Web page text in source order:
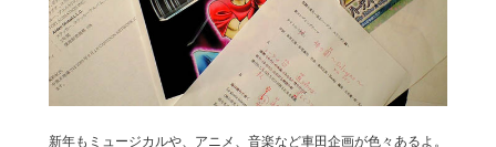
新年もミュージカルや、アニメ、音楽など車田企画が色々あるよ。